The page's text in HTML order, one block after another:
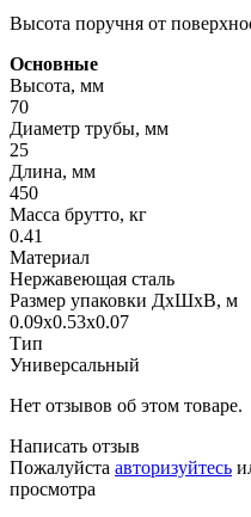
Высота поручня от
Основные
Высота, мм
70
Диаметр трубы, мм
25
Длина, мм
450
Масса брутто, кг
0.41
Материал
Нержавеющая сталь
Размер упаковки ДхШхВ, м
0.09x0.53x0.07
Тип
Универсальный
Нет отзывов об этом товаре.
Написать отзыв
Пожалуйста авторизуйтесь
просмотра